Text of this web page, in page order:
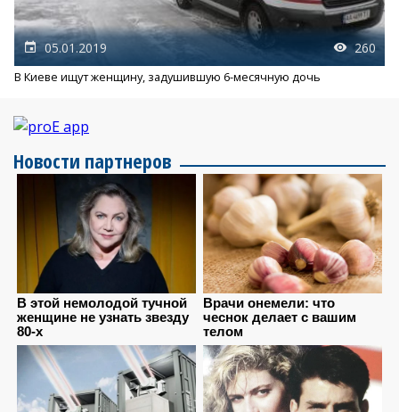
05.01.2019 260
В Киеве ищут женщину, задушившую 6-месячную дочь
Новости партнеров